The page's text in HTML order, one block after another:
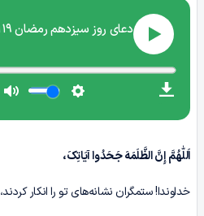
اَللّٰهُمَّ إِنَّ الظَّلَمَهَ جَحَدُوا آیَاتِکَ،
خداوندا! ستمگران نشانه‌های تو را انکار کردند،